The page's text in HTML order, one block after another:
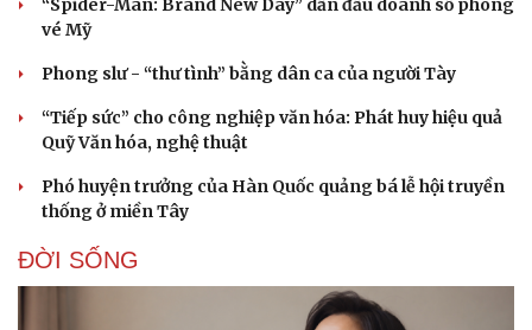
“Spider-Man: Brand New Day” dẫn đầu doanh số phòng
vé Mỹ
Phong slư - “thư tình” bằng dân ca của người Tày
“Tiếp sức” cho công nghiệp văn hóa: Phát huy hiệu quả
Quỹ Văn hóa, nghệ thuật
Phó huyện trưởng của Hàn Quốc quảng bá lễ hội truyền
thống ở miền Tây
ĐỜI SỐNG